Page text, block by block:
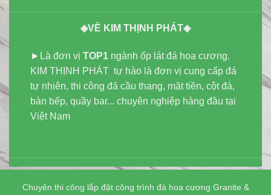
◈VỀ KIM THỊNH PHÁT◈
►Là đơn vị TOP1 ngành ốp lát đá hoa cương.
KIM THỊNH PHÁT tự hào là đơn vị cung cấp đá
tự nhiên, thi công đá cầu thang, mặt tiền, cột đá,
bàn bếp, quầy bar... chuyên nghiệp hàng đầu tại
Việt Nam
Chuyên thi công lắp đặt công trình đá hoa cương Granite &